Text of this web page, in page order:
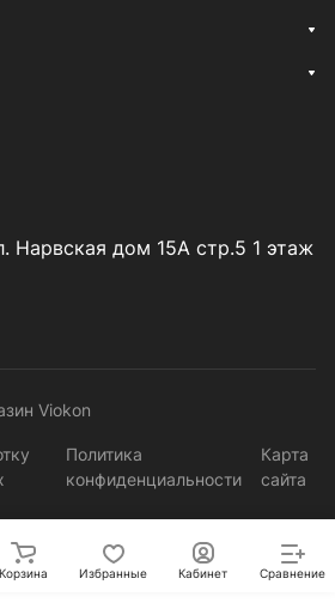
Нарвская дом 15А стр.5 1 этаж
Viokon
Политика
конфиденциальности
Карта
сайта
Корзина Избранные Кабинет Сравнение